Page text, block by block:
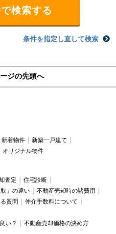
条件を指定し直して検索
ジの先頭へ
新着物件
新築一戸建て
オリジナル物件
査定
住宅診断
取」の違い
不動産売却時の諸費用
質問
仲介手数料について
い？
不動産売却価格の決め方